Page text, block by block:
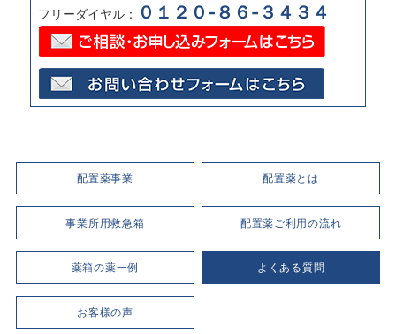
フリーダイヤル： ０１２０-８６-３４３４
配置薬事業 配置薬とは
事業所用救急箱 配置薬ご利用の流れ
薬箱の薬一例 よくある質問
お客様の声